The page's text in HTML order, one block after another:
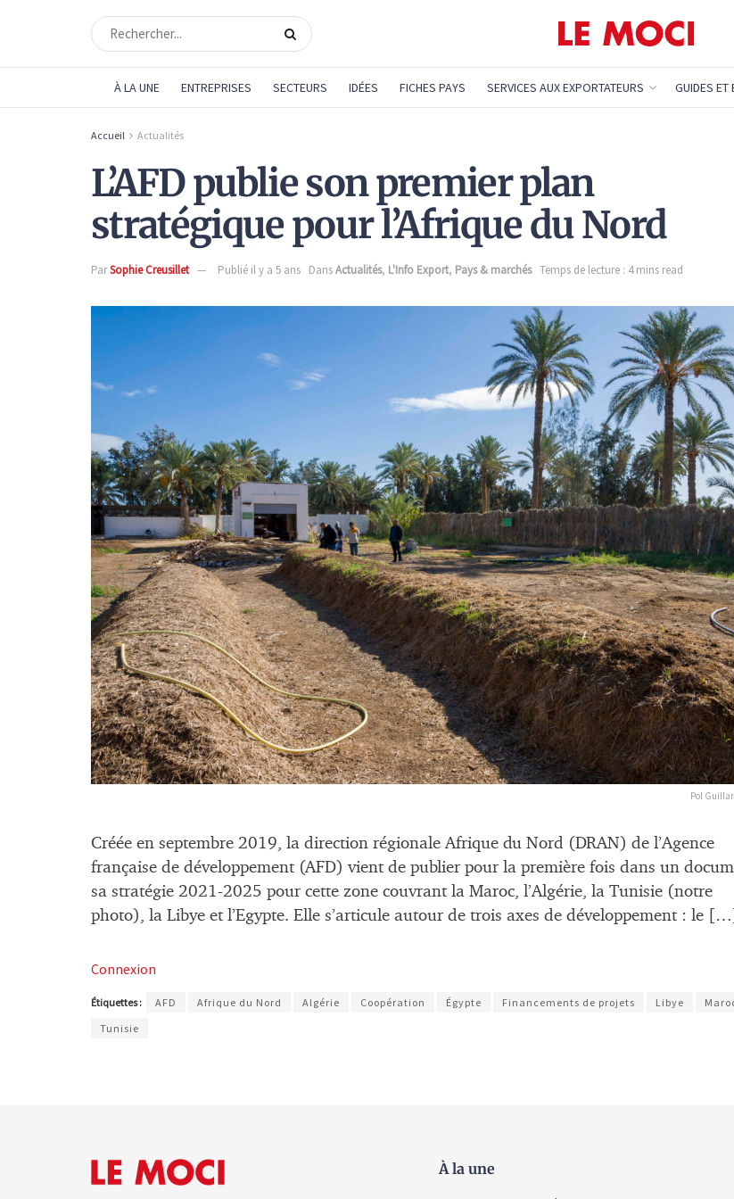
À LA UNE ENTREPRISES SECTEURS IDÉES FICHES PAYS SERVICES AUX EXPORTATEURS GUIDES ET
Accueil Actualités
L’AFD publie son premier plan
stratégique pour l’Afrique du Nord
ParSophie Creusillet Publié il y a 5 ans DansActualités, L'Info Export, Pays & marchés Temps de lecture : 4 mins read
Pol
Créée en septembre 2019, la direction régionale Afrique du Nord (DRAN) de l’Agence
française de développement (AFD) vient de publier pour la première fois dans un
sa stratégie 2021-2025 pour cette zone couvrant la Maroc, l’Algérie, la Tunisie (notre
photo), la Libye et l’Egypte. Elle s’articule autour de trois axes de développement : le […]
Connexion
Étiquettes : AFD Afrique du Nord Algérie Coopération Égypte Financements de projets Libye
Tunisie
À la une